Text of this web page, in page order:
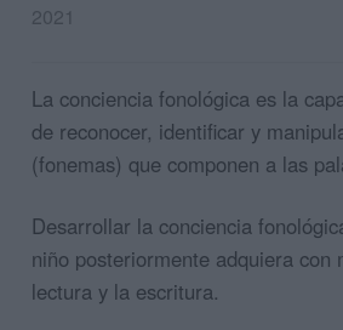
2021
La conciencia fonológica es la
de reconocer, identificar y
(fonemas) que componen a las
Desarrollar la conciencia
niño posteriormente adquiera con
lectura y la escritura.